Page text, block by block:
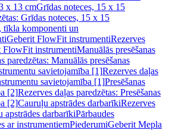
x 13 cmGrīdas noteces, 15 x 15
Grīdas noteces, 15 x 15
tīkla komponenti un
Geberit FlowFit instrumentiRezerves
FlowFit instrumentiManuālās presēšanas
paredzētas: Manuālās presēšanas
savietojamība [1]Rezerves daļas
savietojamība [1]Presēšanas
[2]Rezerves daļas paredzētas: Presēšanas
[2]Cauruļu apstrādes darbarīkiRezerves
apstrādes darbarīkiPārbaudes
ar instrumentiemPiederumiGeberit Mepla